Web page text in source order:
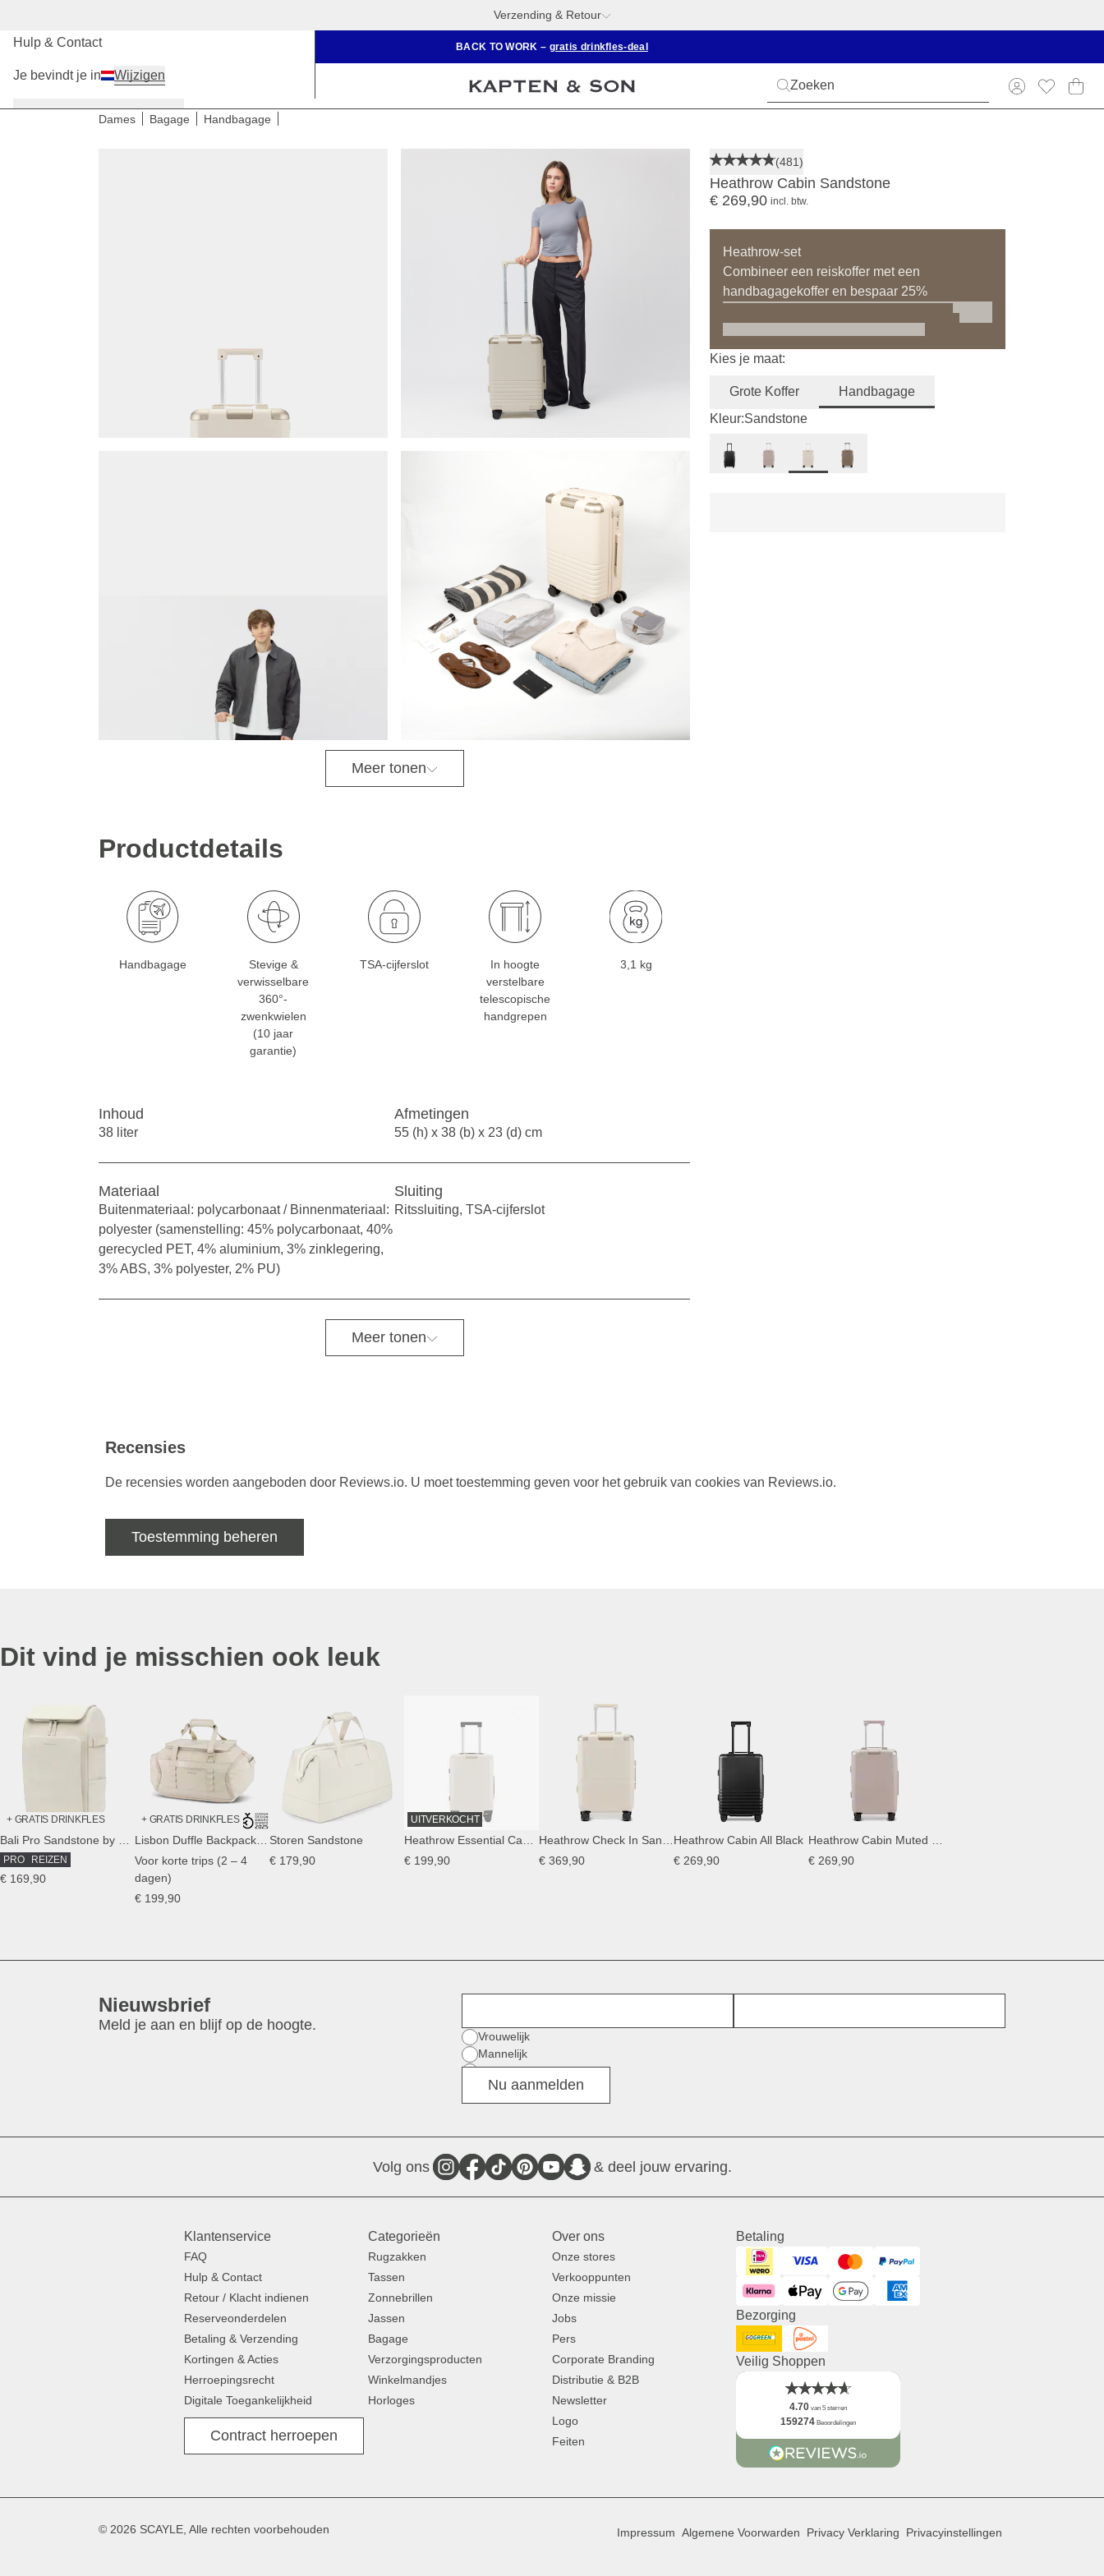
Verzending & Retour
BACK TO WORK – gratis drinkfles-deal
Heren Kinderen
Hulp & Contact
Je bevindt je in Wijzigen
Dames Bagage Handbagage
Meer tonen
(481)
Heathrow Cabin Sandstone
€ 269,90 incl. btw.
Heathrow-set
Combineer een reiskoffer met een
handbagagekoffer en bespaar 25%
Kies je maat:
Grote Koffer
Handbagage
Kleur:Sandstone
Productdetails
Handbagage
Stevige &
verwisselbare
360°-
zwenkwielen
(10 jaar
garantie)
TSA-cijferslot
In hoogte
verstelbare
telescopische
handgrepen
3,1 kg
Inhoud
38 liter
Afmetingen
55 (h) x 38 (b) x 23 (d) cm
Materiaal
Buitenmateriaal: polycarbonaat / Binnenmateriaal:
polyester (samenstelling: 45% polycarbonaat, 40%
gerecycled PET, 4% aluminium, 3% zinklegering,
3% ABS, 3% polyester, 2% PU)
Sluiting
Ritssluiting, TSA-cijferslot
Meer tonen
Recensies
De recensies worden aangeboden door Reviews.io. U moet toestemming geven voor het gebruik van cookies van Reviews.io.
Toestemming beheren
Dit vind je misschien ook leuk
+ GRATIS DRINKFLES
PRO REIZEN
€ 169,90
+ GRATIS DRINKFLES
Voor korte trips (2 – 4
dagen)
€ 199,90
Storen Sandstone
€ 179,90
UITVERKOCHT
€ 199,90
€ 369,90
Heathrow Cabin All Black
€ 269,90
€ 269,90
Nieuwsbrief
Meld je aan en blijf op de hoogte.
Geslacht
Vrouwelijk
Mannelijk
Divers
Nu aanmelden
Volg ons & deel jouw ervaring.
Klantenservice
FAQ
Hulp & Contact
Retour / Klacht indienen
Reserveonderdelen
Betaling & Verzending
Kortingen & Acties
Herroepingsrecht
Digitale Toegankelijkheid
Contract herroepen
Categorieën
Rugzakken
Tassen
Zonnebrillen
Jassen
Bagage
Verzorgingsproducten
Winkelmandjes
Horloges
Over ons
Onze stores
Verkooppunten
Onze missie
Jobs
Pers
Corporate Branding
Distributie & B2B
Newsletter
Logo
Feiten
Betaling
iDeal Visa MastercardPayPal
Klarna ApplePay GooglePayAmerican Express
Bezorging
DHL GoGreen
Post NL
Veilig Shoppen
4.70 van 5 sterren
159274 Beoordelingen
© 2026 SCAYLE, Alle rechten voorbehouden Impressum Algemene Voorwarden Privacy Verklaring Privacyinstellingen